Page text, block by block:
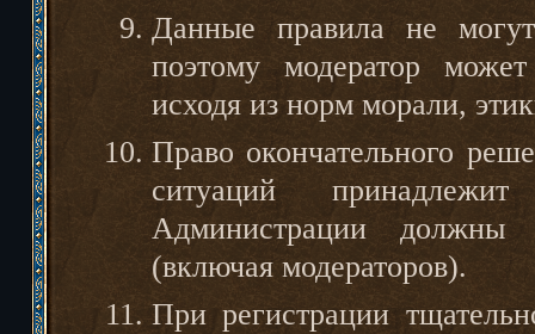
Данные правила не
поэтому модератор
исходя из норм морали,
Право окончательного
ситуаций
Администрации должны
(включая модераторов).
При регистрации